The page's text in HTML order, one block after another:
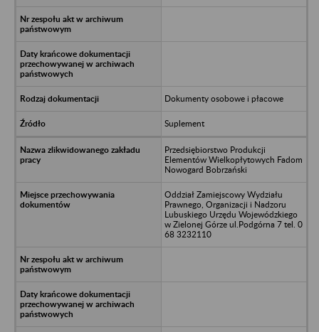
Dokumenty osobowe i płacowe
Suplement
Przedsiębiorstwo Produkcji
Elementów Wielkopłytowych Fadom
Nowogard Bobrzański
Oddział Zamiejscowy Wydziału
Prawnego, Organizacji i Nadzoru
Lubuskiego Urzędu Wojewódzkiego
w Zielonej Górze ul.Podgórna 7 tel. 0
68 3232110